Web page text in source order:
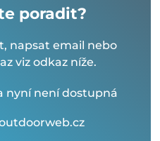
poradit?
napsat email nebo
viz odkaz níže.
nyní není dostupná